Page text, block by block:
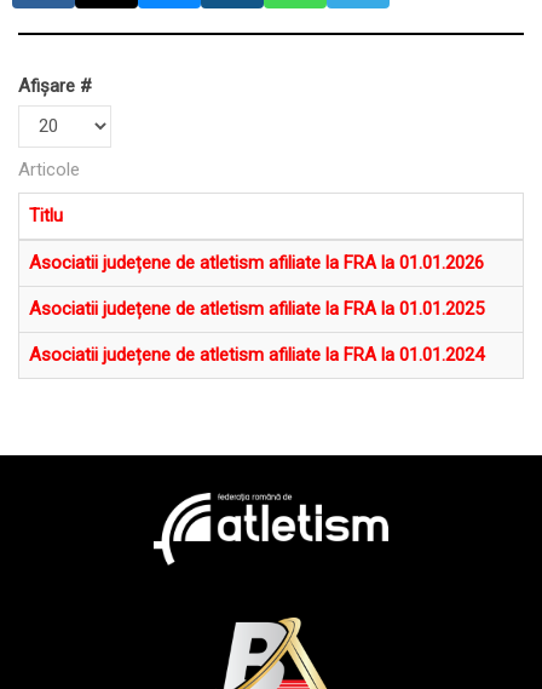
Afișare #
Articole
Titlu
Asociatii județene de atletism afiliate la FRA la 01.01.2026
Asociatii județene de atletism afiliate la FRA la 01.01.2025
Asociatii județene de atletism afiliate la FRA la 01.01.2024